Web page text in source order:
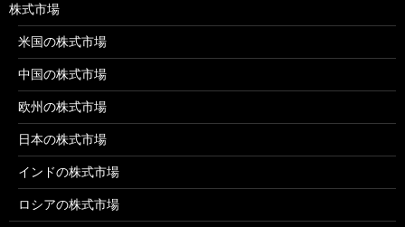
株式市場
米国の株式市場
中国の株式市場
欧州の株式市場
日本の株式市場
インドの株式市場
ロシアの株式市場